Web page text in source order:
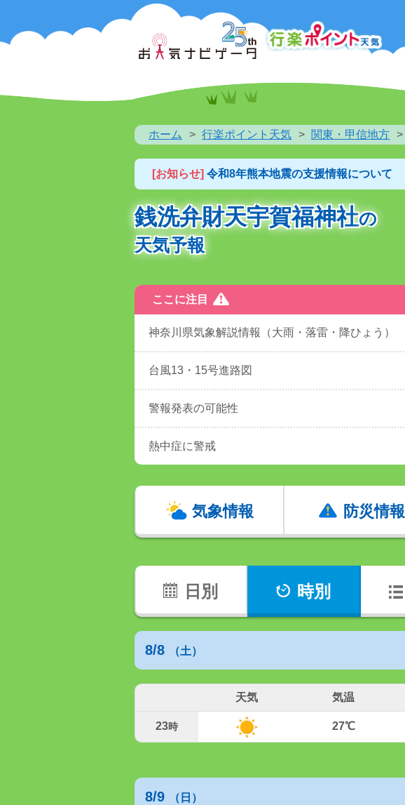
ホーム 行楽ポイント天気 関東・甲信地方
[お知らせ] 令和8年熊本地震の支援情報について
銭洗弁財天宇賀福神社の
天気予報
ここに注目
神奈川県気象解説情報（大雨・落雷・降ひょう）
台風13・15号進路図
警報発表の可能性
熱中症に警戒
気象情報 防災情報
日別 時別
8/8 （土）
天気 気温
23時 27℃
8/9 （日）